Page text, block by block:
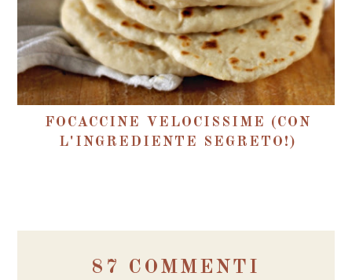
FOCACCINE VELOCISSIME (CON
L'INGREDIENTE SEGRETO!)
87 COMMENTI